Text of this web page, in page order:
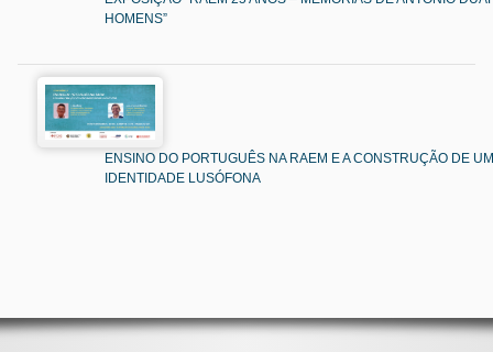
HOMENS”
ENSINO DO PORTUGUÊS NA RAEM E A CONSTRUÇÃO DE
IDENTIDADE LUSÓFONA